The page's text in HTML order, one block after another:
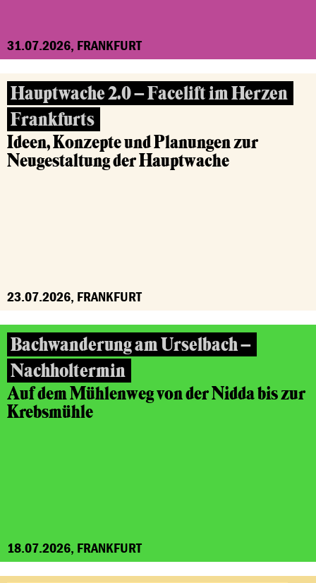
31.07.2026, FRANKFURT
Hauptwache 2.0 – Facelift im Herzen
Frankfurts
Ideen, Konzepte und Planungen zur
Neugestaltung der Hauptwache
23.07.2026, FRANKFURT
Bachwanderung am Urselbach –
Nachholtermin
Auf dem Mühlenweg von der Nidda bis zur
Krebsmühle
18.07.2026, FRANKFURT